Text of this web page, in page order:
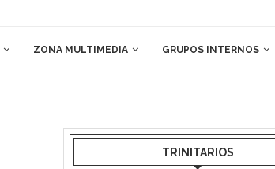
ZONA MULTIMEDIA GRUPOS INTERNOS
TRINITARIOS